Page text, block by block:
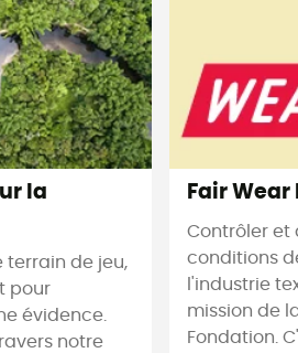
la
terrain de jeu,
pour
évidence.
notre
Fair
Contrôler et
conditions
l'industrie
mission de
Fondation.